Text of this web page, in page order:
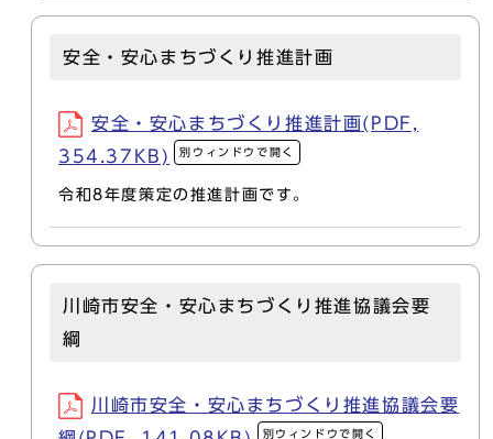
安全・安心まちづくり推進計画
安全・安心まちづくり推進計画(PDF,
354.37KB)
別ウィンドウで開く
令和8年度策定の推進計画です。
川崎市安全・安心まちづくり推進協議会要
綱
川崎市安全・安心まちづくり推進協議会要
別ウィンドウで開く